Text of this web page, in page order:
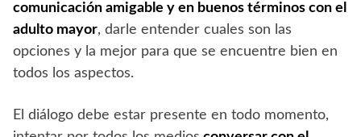
comunicación amigable y en buenos términos con el
adulto mayor, darle entender cuales son las
opciones y la mejor para que se encuentre bien en
todos los aspectos.
El diálogo debe estar presente en todo momento,